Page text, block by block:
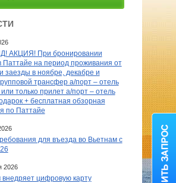
АКЦИЯ! При бронировании
Паттайе на период проживания от
заезды в ноябре, декабре и
трансфер а/порт – отель
только прилет а/порт – отель
+ бесплатная обзорная
по Паттайе
для въезда во Вьетнам с
2026
внедряет цифровую карту